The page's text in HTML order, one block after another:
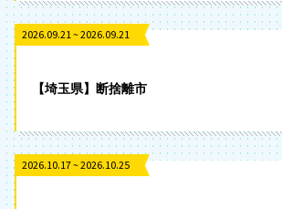
2026.09.21 ~ 2026.09.21
【埼玉県】断捨離市
2026.10.17 ~ 2026.10.25